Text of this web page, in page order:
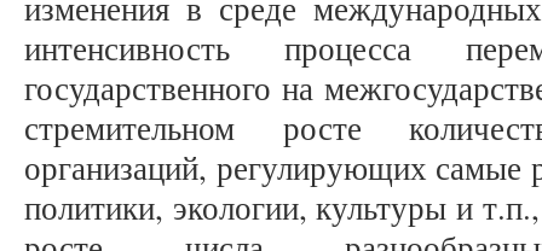
изменения в среде
интенсивность процесса
государственного на
стремительном росте
организаций, регулирующих самые
политики, экологии, культуры и